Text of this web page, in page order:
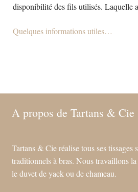
disponibilité des fils utilisés. Laquelle
Quelques informations utiles…
A propos de Tartans & Cie
Tartans & Cie réalise tous ses tissages
traditionnels à bras. Nous travaillons
le duvet de yack ou de chameau.